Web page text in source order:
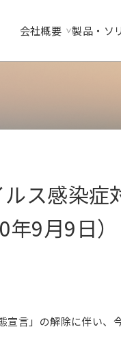
会社概要 製品・ソ
ス感染症
9月9日）
言」の解除に伴い、